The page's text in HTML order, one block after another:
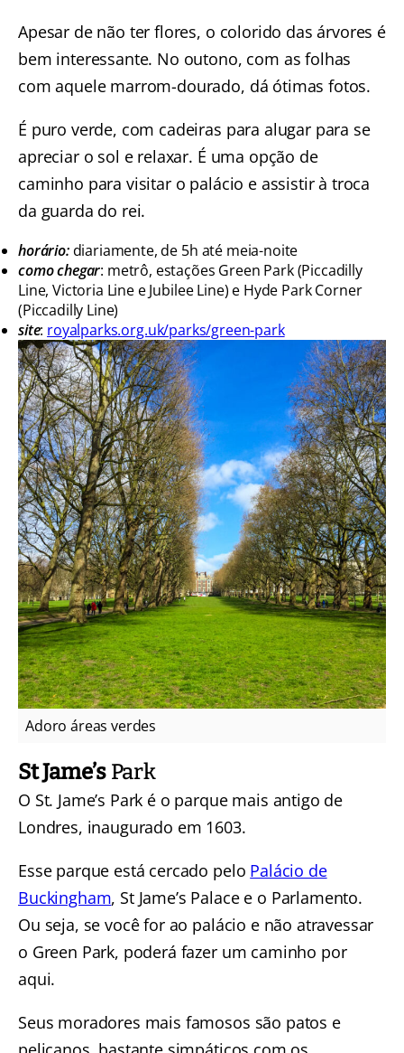
Apesar de não ter flores, o colorido das árvores é
bem interessante. No outono, com as folhas
com aquele marrom-dourado, dá ótimas fotos.
É puro verde, com cadeiras para alugar para se
apreciar o sol e relaxar. É uma opção de
caminho para visitar o palácio e assistir à troca
da guarda do rei.
horário:diariamente, de 5h até meia-noite
como chegar: metrô, estações Green Park (Piccadilly
Line, Victoria Line e Jubilee Line) e Hyde Park Corner
(Piccadilly Line)
site: royalparks.org.uk/parks/green-park
Adoro áreas verdes
St Jame’sPark
O St. Jame’s Park é o parque mais antigo de
Londres, inaugurado em 1603.
Esse parque está cercado pelo Palácio de
Buckingham, St Jame’s Palace e o Parlamento.
Ou seja, se você for ao palácio e não atravessar
o Green Park, poderá fazer um caminho por
aqui.
Seus moradores mais famosos são patos e